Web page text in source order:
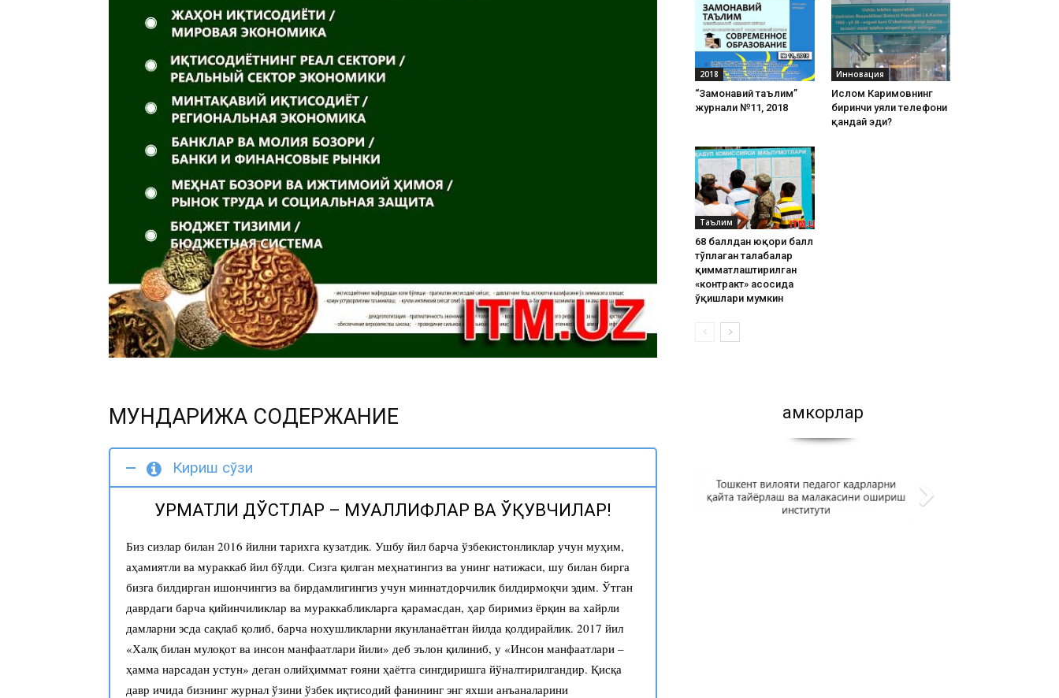
МУНДАРИЖА СОДЕРЖАНИЕ
Кириш сўзи
ҲУРМАТЛИ ДЎСТЛАР – МУАЛЛИФЛАР ВА ЎҚУВЧИЛАР!
Биз сизлар билан 2016 йилни тарихга кузатдик. Ушбу йил барча ўзбекистонликлар учун муҳим,
аҳамиятли ва мураккаб йил бўлди. Сизга қилган меҳнатингиз ва унинг натижаси, шу билан бирга
бизга билдирган ишончингиз ва бирдамлигингиз учун миннатдорчилик билдирмоқчи эдим. Ўтган
даврдаги барча қийинчиликлар ва мураккабликларга қарамасдан, ҳар биримиз ёрқин ва хайрли
дамларни эсда сақлаб қолиб, барча нохушликларни якунланаётган йилда қолдирайлик. 2017 йил
«Халқ билан мулоқот ва инсон манфаатлари йили» деб эълон қилиниб, у «Инсон манфаатлари –
ҳамма нарсадан устун» деган олийҳиммат ғояни ҳаётга сингдиришга йўналтирилгандир. Қисқа
давр ичида бизнинг журнал ўзини ўзбек иқтисодий фанининг энг яхши анъаналарини
2018
“Замонавий таълим”
журнали №11, 2018
Инновация
Ислом Каримовнинг
биринчи уяли телефони
қандай эди?
Таълим
68 баллдан юқори балл
тўплаган талабалар
қимматлаштирилган
«контракт» асосида
ўқишлари мумкин
Ҳамкорлар